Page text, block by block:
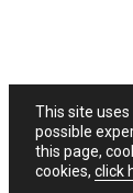
This site
possible
this page,
cookies, click